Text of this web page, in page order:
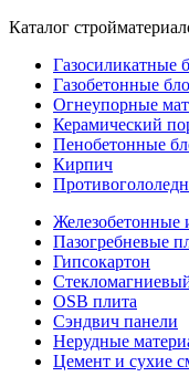
Каталог
Газосиликатные
Газобетонные
Огнеупорные
Керамический
Пенобетонные
Кирпич
Железобетонные
Пазогребневые
Гипсокартон
OSB плита
Сэндвич панели
Нерудные
Цемент и сухие